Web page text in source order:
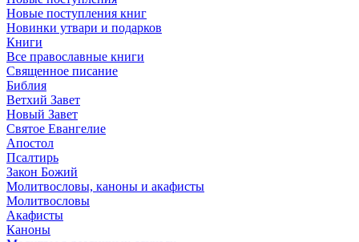
Новые поступления книг
Новинки утвари и подарков
Книги
Все православные книги
Священное писание
Библия
Ветхий Завет
Новый Завет
Святое Евангелие
Апостол
Псалтирь
Закон Божий
Молитвословы, каноны и акафисты
Молитвословы
Акафисты
Каноны